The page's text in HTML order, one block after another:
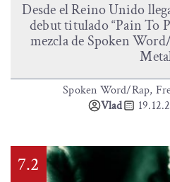
Desde el Reino Unido
debut titulado “Pain To
mezcla de Spoken
Spoken Word/Rap,
Vlad
7.2